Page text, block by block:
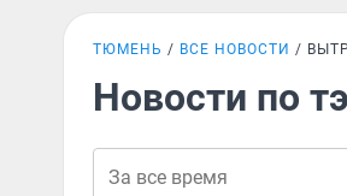
ТЮМЕНЬ ВСЕ НОВОСТИ
Новости по